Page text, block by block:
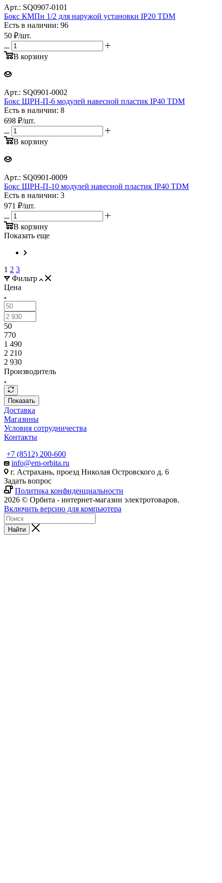
Арт.: SQ0907-0101
Бокс КМПн 1/2 для наружой установки IP20 TDM
Есть в наличии: 96
50 ₽/шт.
В корзину
Арт.: SQ0901-0002
Бокс ЩРН-П-6 модулей навесной пластик IP40 TDM
Есть в наличии: 8
698 ₽/шт.
В корзину
Арт.: SQ0901-0009
Бокс ЩРН-П-10 модулей навесной пластик IP40 TDM
Есть в наличии: 3
971 ₽/шт.
В корзину
Показать еще
1 2 3
Фильтр
Цена
50
770
1 490
2 210
2 930
Производитель
Показать
Доставка
Магазины
Условия сотрудничества
Контакты
+7 (8512) 200-600
info@em-orbita.ru
г. Астрахань, проезд Николая Островского д. 6
Задать вопрос
Политика конфиденциальности
2026 © Орбита - интернет-магазин электротоваров.
Включить версию для компьютера
Найти